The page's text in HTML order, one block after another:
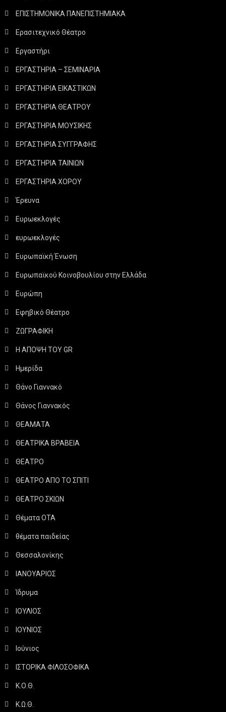
ΕΠΙΣΤΗΜΟΝΙΚΑ ΠΑΝΕΠΙΣΤΗΜΙΑΚΑ
Ερασιτεχνικό Θέατρο
Εργαστήρι
ΕΡΓΑΣΤΗΡΙΑ – ΣΕΜΙΝΑΡΙΑ
ΕΡΓΑΣΤΗΡΙΑ ΕΙΚΑΣΤΙΚΩΝ
ΕΡΓΑΣΤΗΡΙΑ ΘΕΑΤΡΟΥ
ΕΡΓΑΣΤΗΡΙΑ ΜΟΥΣΙΚΗΣ
ΕΡΓΑΣΤΗΡΙΑ ΣΥΓΓΡΑΦΗΣ
ΕΡΓΑΣΤΗΡΙΑ ΤΑΙΝΙΩΝ
ΕΡΓΑΣΤΗΡΙΑ ΧΟΡΟΥ
Έρευνα
Ευρωεκλογές
ευρωεκλογές
Ευρωπαϊκή Ένωση
Ευρωπαϊκού Κοινοβουλίου στην Ελλάδα
Ευρώπη
Εφηβικό Θέατρο
ΖΩΓΡΑΦΙΚΗ
Η ΑΠΟΨΗ ΤΟΥ GR
Ημερίδα
Θάνο Γιαννακό
Θάνος Γιαννακός
ΘΕΑΜΑΤΑ
ΘΕΑΤΡΙΚΑ ΒΡΑΒΕΙΑ
ΘΕΑΤΡΟ
ΘΕΑΤΡΟ ΑΠΟ ΤΟ ΣΠΙΤΙ
ΘΕΑΤΡΟ ΣΚΙΩΝ
Θέματα ΟΤΑ
θέματα παιδείας
Θεσσαλονίκης
ΙΑΝΟΥΑΡΙΟΣ
Ίδρυμα
ΙΟΥΛΙΟΣ
ΙΟΥΝΙΟΣ
Ιούνιος
ΙΣΤΟΡΙΚΑ ΦΙΛΟΣΟΦΙΚΑ
Κ.Ο.Θ.
Κ.Ω.Θ.